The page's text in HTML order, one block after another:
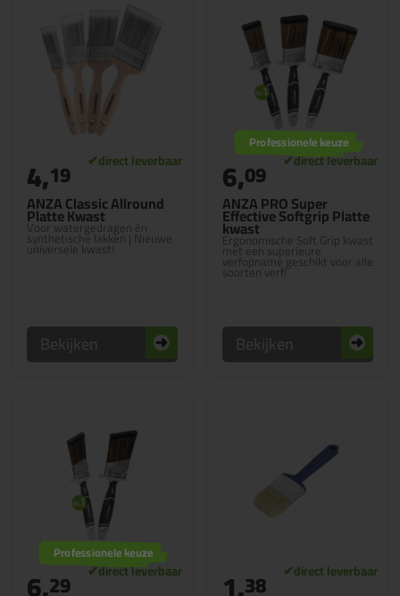
ANZA Classic Allround
Platte Kwast
Voor watergedragen én
synthetische lakken | Nieuwe
universele kwast!
4,19
Bekijken
ANZA PRO Super
Effective Softgrip Platte
kwast
Ergonomische Soft Grip kwast
met een superieure
verfopname geschikt voor alle
soorten verf!
Professionele keuze
6,09
Bekijken
Professionele keuze
29 38